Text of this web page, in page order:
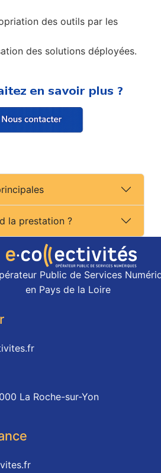
des outils par les
des solutions déployées.
la prestation ?
Public de Services
en Pays de la Loire
La Roche-sur-Yon